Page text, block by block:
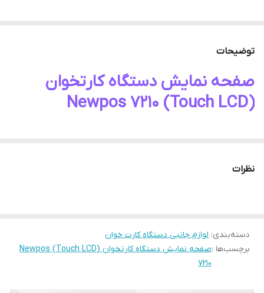
توضیحات
صفحه نمایش دستگاه کارتخوان
(Touch LCD) Newpos 7210
نظرات
دسته‌بندی: لوازم جانبی دستگاه کارت خوان
برچسب‌ها :
صفحه نمایش دستگاه کارتخوان (Touch LCD) Newpos
7210